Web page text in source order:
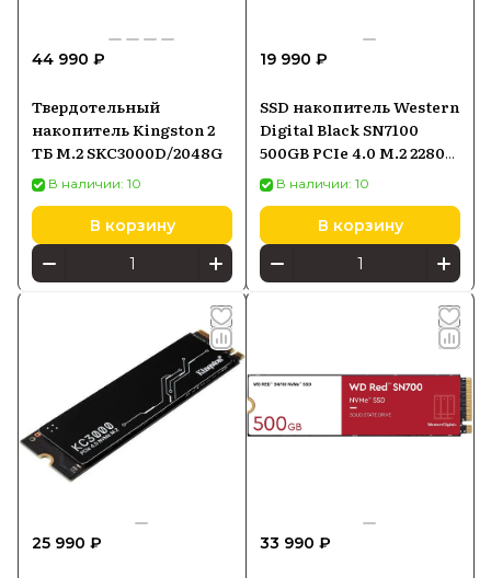
44 990 ₽
Твердотельный
накопитель Kingston 2
ТБ M.2 SKC3000D/2048G
В наличии: 10
В корзину
19 990 ₽
SSD накопитель Western
Digital Black SN7100
500GB PCIe 4.0 M.2 2280
(WDS500G4X0E00CJA0)
В наличии: 10
В корзину
25 990 ₽ 33 990 ₽